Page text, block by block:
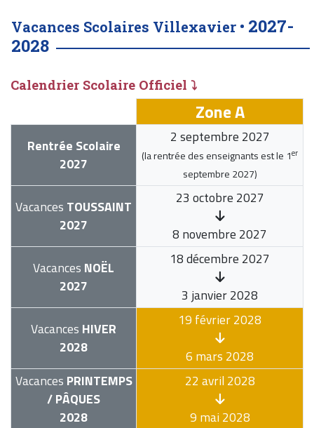
Vacances Scolaires Villexavier • 2027-
2028
Calendrier Scolaire Officiel ⤵
Zone A
Rentrée Scolaire
2027
2 septembre 2027
(la rentrée des enseignants est le 1er
septembre 2027)
Vacances TOUSSAINT
2027
23 octobre 2027
8 novembre 2027
Vacances NOËL
2027
18 décembre 2027
3 janvier 2028
Vacances HIVER
2028
19 février 2028
6 mars 2028
Vacances PRINTEMPS
/ PÂQUES
2028
22 avril 2028
9 mai 2028